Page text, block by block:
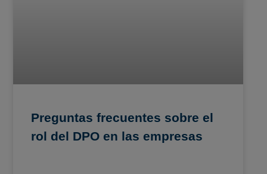
Preguntas frecuentes sobre el
rol del DPO en las empresas